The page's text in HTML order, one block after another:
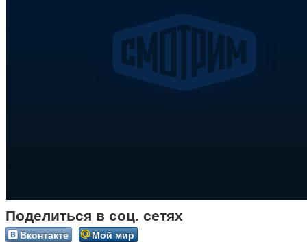
Поделиться в соц. сетях
Вконтакте Мой мир